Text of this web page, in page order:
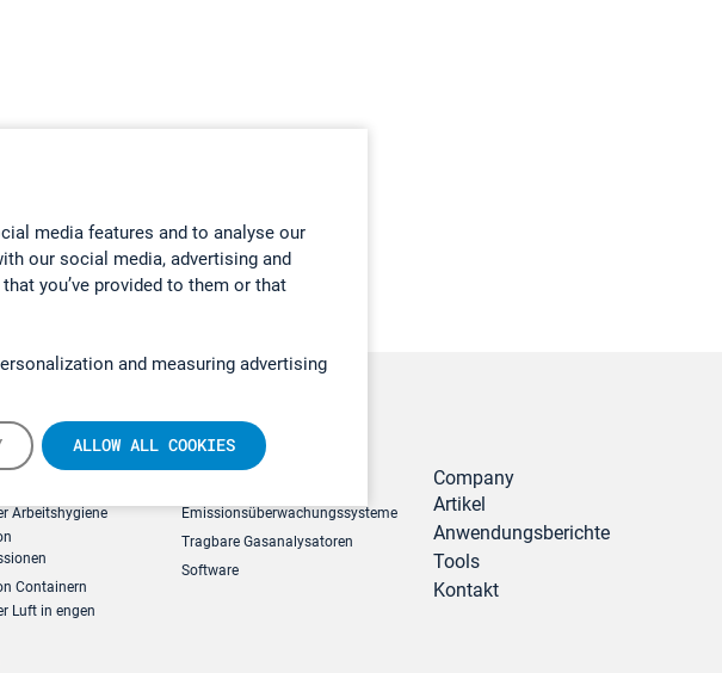
media features and to analyse our
our social media, advertising and
you’ve provided to them or that
and measuring advertising
ALLOW ALL COOKIES
Arbeitshygiene
Containern
Luft in engen
Emissionsüberwachungssysteme
Tragbare Gasanalysatoren
Software
Company
Artikel
Anwendungsberichte
Tools
Kontakt